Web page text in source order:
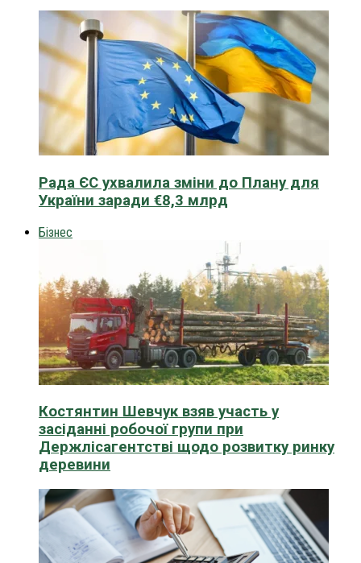
Рада ЄС ухвалила зміни до Плану для
України заради €8,3 млрд
Бізнес
Костянтин Шевчук взяв участь у
засіданні робочої групи при
Держлісагентстві щодо розвитку ринку
деревини